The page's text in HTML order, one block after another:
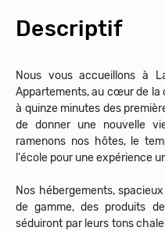
Descriptif
Nous vous accueillons à
Appartements, au cœur de la
à quinze minutes des
de donner une nouvelle
ramenons nos hôtes, le
l'école pour une expérience
Nos hébergements,
de gamme, des produits
séduiront par leurs tons